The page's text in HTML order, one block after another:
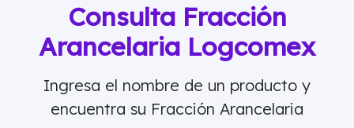
Consulta Fracción
Arancelaria Logcomex
Ingresa el nombre de un producto y
encuentra su Fracción Arancelaria